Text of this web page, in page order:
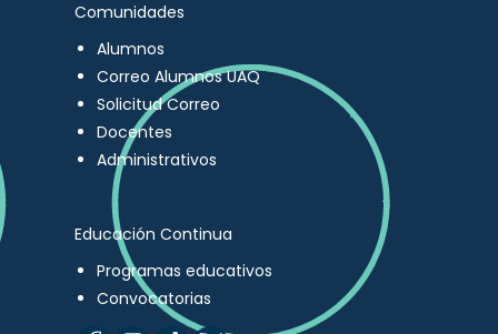
Comunidades
Alumnos
Correo Alumnos UAQ
Solicitud Correo
Docentes
Administrativos
Educación Continua
Programas educativos
Convocatorias